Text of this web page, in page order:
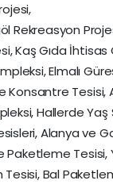
Rekreasyon
Kaş Gıda
Elmalı
Konsantre Tesisi,
Hallerde
Alanya ve
Paketleme Tesisi,
Bal